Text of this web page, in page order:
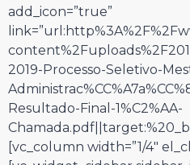
add_icon=”true”
2019-Processo-Seletivo-
Resultado-Final-1%C2%AA-
[vc_column width=”1/4″